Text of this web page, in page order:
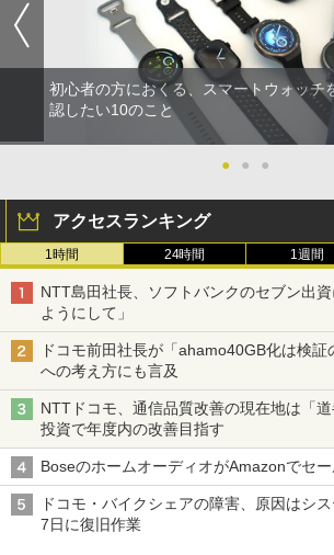
初心者の方におくる、スマートウォッチ
認したい10のこと
● ● ●
アクセスランキング
1時間 24時間 1週間
NTT島田社長、ソフトバンクのセブン出
ようにして」
ドコモ前田社長が「ahamo40GB化は検
への考え方にも言及
NTTドコモ、通信品質改善の現在地は「
投資で年度内の改善目指す
BoseのホームオーディオがAmazonでセ
ドコモ・バイクシェアの障害、原因はシ
7日に復旧作業